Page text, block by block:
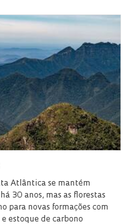
Atlântica se mantém
30 anos, mas as florestas
para novas formações com
estoque de carbono